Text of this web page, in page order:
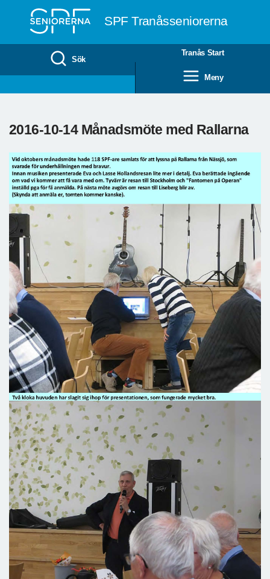
SPF Tranåsseniorerna
Sök
Tranås Start
Meny
2016-10-14 Månadsmöte med Rallarna